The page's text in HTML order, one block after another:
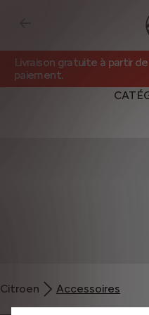
Livraison gratuite à partir de
paiement.
Citroen Accessoires
permettent de vous fournir des